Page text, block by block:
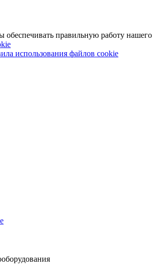
правильную работу нашего
использования файлов cookie